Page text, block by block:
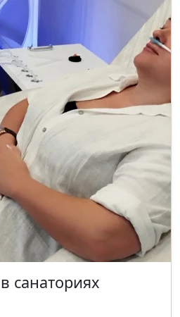
санаториях